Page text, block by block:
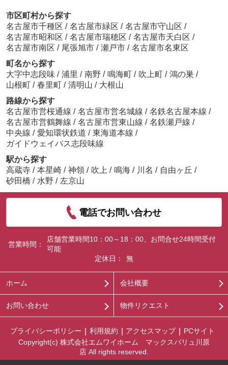
市区町村から探す
名古屋市千種区 / 名古屋市緑区 / 名古屋市守山区 /
名古屋市昭和区 / 名古屋市瑞穂区 / 名古屋市天白区 /
名古屋市南区 / 尾張旭市 / 瀬戸市 / 名古屋市名東区
町名から探す
大字中志段味 / 浦里 / 南野 / 鳴海町 / 吹上町 / 鴻の巣 /
山根町 / 春里町 / 清明山 / 大根山
路線から探す
名古屋市営桜通線 / 名古屋市営名城線 / 名鉄名古屋本線 /
名古屋市営鶴舞線 / 名古屋市営東山線 / 名鉄瀬戸線 /
中央線 / 愛知環状鉄道 / 東海道本線 /
ガイドウェイバス志段味線
駅から探す
高蔵寺 / 本星崎 / 神領 / 吹上 / 鳴海 / 川名 / 自由ヶ丘 /
砂田橋 / 水野 / 左京山
電話でお問い合わせ
営業時間：
店舗営業時間10：00～18：00、お問合せ24時間受付
可能
定休日：
無
ホーム 会社概要
お問い合わせ 物件リクエスト
プライバシーポリシー 利用規約 アクセスマップ
PCサイト
Copyright(c) 株式会社エムワイホーム マックスバリュ川原
店 All rights reserved.